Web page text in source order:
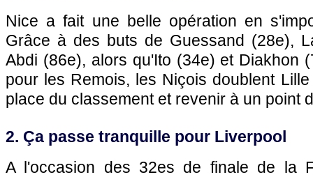
Nice a fait une belle opération en
Grâce à des buts de Guessand (28e),
Abdi (86e), alors qu'Ito (34e) et Diakhon
pour les Remois, les Niçois doublent
place du classement et revenir à un point
2. Ça passe tranquille pour Liverpool
A l'occasion des 32es de finale de la